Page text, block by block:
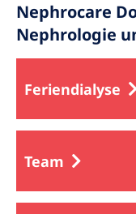
Nephrocare
Nephrologie
Feriendialyse
Team